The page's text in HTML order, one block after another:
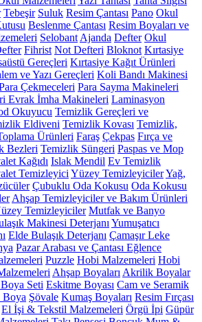
Tebeşir Suluk Resim Çantası Pano Okul
Beslenme Çantası Resim Boyaları ve
Selobant Ajanda Defter Okul
Fihrist Not Defteri Bloknot Kırtasiye
Gereçleri Kırtasiye Kağıt Ürünleri
ve Yazı Gereçleri Koli Bandı Makinesi
Çekmeceleri Para Sayma Makineleri
Evrak İmha Makineleri Laminasyon
Okuyucu Temizlik Gereçleri ve
Eldiveni Temizlik Kovası Temizlik,
Ürünleri Faraş Çekpas Fırça ve
Bezleri Temizlik Süngeri Paspas ve Mop
Kağıdı Islak Mendil Ev Temizlik
Temizleyici Yüzey TemizleyicilerYağ,
Çubuklu Oda Kokusu Oda Kokusu
Ahşap Temizleyiciler ve Bakım Ürünleri
Temizleyiciler Mutfak ve Banyo
Makinesi Deterjanı Yumuşatıcı
Elde Bulaşık Deterjanı Çamaşır Leke
Pazar Arabası ve Çantası Eğlence
Puzzle Hobi Malzemeleri Hobi
Ahşap Boyaları Akrilik Boyalar
Seti Eskitme Boyası Cam ve Seramik
Şövale Kumaş Boyaları Resim Fırçası
El İşi & Tekstil Malzemeleri Örgü İpi Güpür